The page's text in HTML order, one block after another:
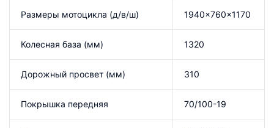
Размеры мотоцикла (д/в/ш) 1940x760x1170
Колесная база (мм) 1320
Дорожный просвет (мм) 310
Покрышка передняя 70/100-19